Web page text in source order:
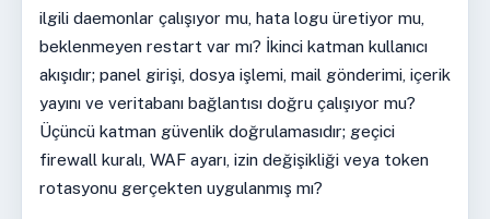
ilgili daemonlar çalışıyor mu, hata logu üretiyor mu,
beklenmeyen restart var mı? İkinci katman kullanıcı
akışıdır; panel girişi, dosya işlemi, mail gönderimi, içerik
yayını ve veritabanı bağlantısı doğru çalışıyor mu?
Üçüncü katman güvenlik doğrulamasıdır; geçici
firewall kuralı, WAF ayarı, izin değişikliği veya token
rotasyonu gerçekten uygulanmış mı?